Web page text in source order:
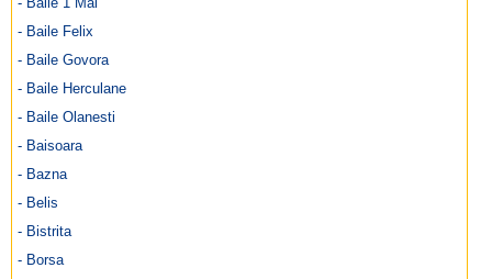
- Baile Felix
- Baile Govora
- Baile Herculane
- Baile Olanesti
- Baisoara
- Bazna
- Belis
- Bistrita
- Borsa